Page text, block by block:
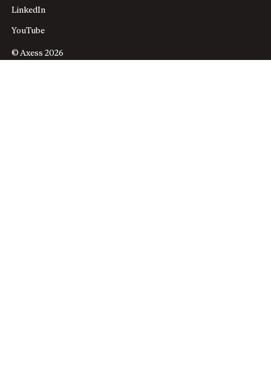
LinkedIn
YouTube
© Axess 2026